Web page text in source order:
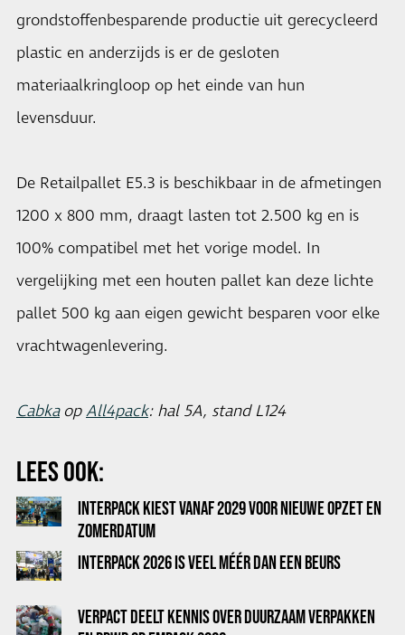
grondstoffenbesparende productie uit gerecycleerd
plastic en anderzijds is er de gesloten
materiaalkringloop op het einde van hun
levensduur.
De Retailpallet E5.3 is beschikbaar in de afmetingen
1200 x 800 mm, draagt lasten tot 2.500 kg en is
100% compatibel met het vorige model. In
vergelijking met een houten pallet kan deze lichte
pallet 500 kg aan eigen gewicht besparen voor elke
vrachtwagenlevering.
CabkaopAll4pack: hal 5A, stand L124
LEES OOK:
INTERPACK KIEST VANAF 2029 VOOR NIEUWE OPZET EN
ZOMERDATUM
INTERPACK 2026 IS VEEL MÉÉR DAN EEN BEURS
VERPACT DEELT KENNIS OVER DUURZAAM VERPAKKEN